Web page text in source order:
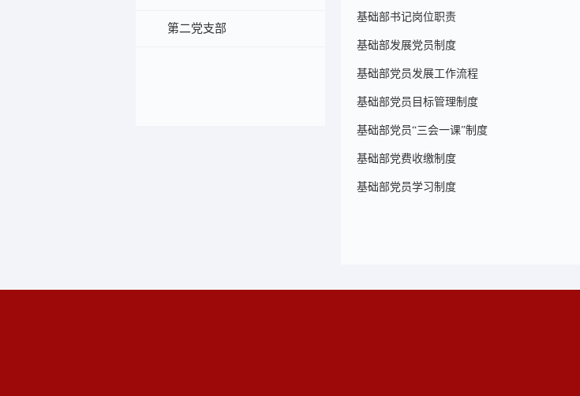
第二党支部
基础部书记岗位职责
基础部发展党员制度
基础部党员发展工作流程
基础部党员目标管理制度
基础部党员“三会一课”制度
基础部党费收缴制度
基础部党员学习制度